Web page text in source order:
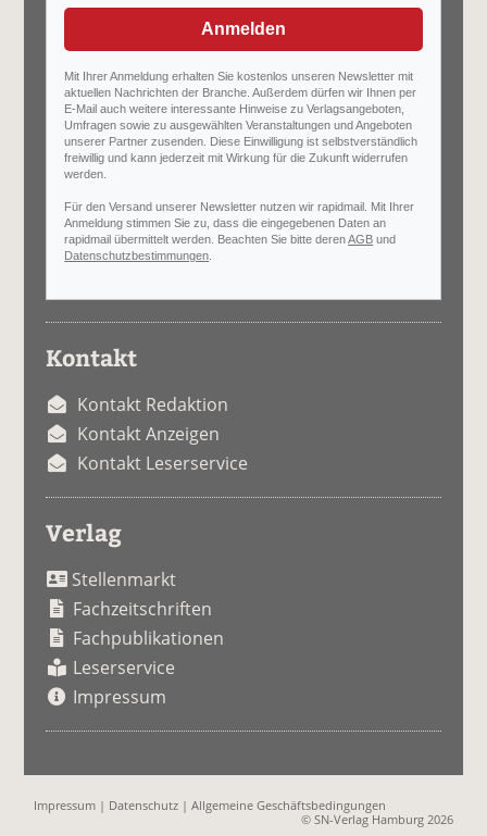
Anmelden
Mit Ihrer Anmeldung erhalten Sie kostenlos unseren Newsletter mit
aktuellen Nachrichten der Branche. Außerdem dürfen wir Ihnen per
E-Mail auch weitere interessante Hinweise zu Verlagsangeboten,
Umfragen sowie zu ausgewählten Veranstaltungen und Angeboten
unserer Partner zusenden. Diese Einwilligung ist selbstverständlich
freiwillig und kann jederzeit mit Wirkung für die Zukunft widerrufen
werden.
Für den Versand unserer Newsletter nutzen wir rapidmail. Mit Ihrer
Anmeldung stimmen Sie zu, dass die eingegebenen Daten an
rapidmail übermittelt werden. Beachten Sie bitte derenAGB und
Datenschutzbestimmungen
Kontakt
Kontakt Redaktion
Kontakt Anzeigen
Kontakt Leserservice
Verlag
Stellenmarkt
Fachzeitschriften
Fachpublikationen
Leserservice
Impressum
Impressum | Datenschutz |Allgemeine Geschäftsbedingungen
© SN-Verlag Hamburg 2026